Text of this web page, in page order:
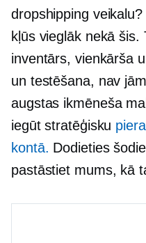
dropshipping
kļūs vieglāk nekā šis.
inventārs, vienkārša
un testēšana, nav
augstas ikmēneša
iegūt stratēģisku
kontā. Dodieties
pastāstiet mums, kā